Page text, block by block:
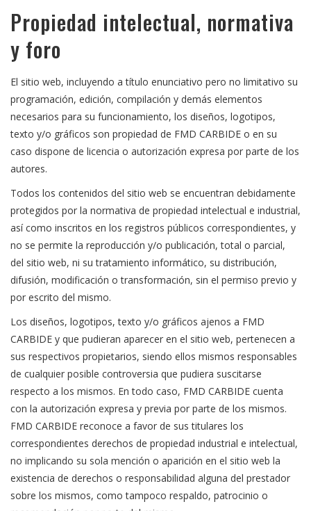
Propiedad intelectual, normativa
y foro
El sitio web, incluyendo a título enunciativo pero no limitativo su
programación, edición, compilación y demás elementos
necesarios para su funcionamiento, los diseños, logotipos,
texto y/o gráficos son propiedad de FMD CARBIDE o en su
caso dispone de licencia o autorización expresa por parte de los
autores.
Todos los contenidos del sitio web se encuentran debidamente
protegidos por la normativa de propiedad intelectual e industrial,
así como inscritos en los registros públicos correspondientes, y
no se permite la reproducción y/o publicación, total o parcial,
del sitio web, ni su tratamiento informático, su distribución,
difusión, modificación o transformación, sin el permiso previo y
por escrito del mismo.
Los diseños, logotipos, texto y/o gráficos ajenos a FMD
CARBIDE y que pudieran aparecer en el sitio web, pertenecen a
sus respectivos propietarios, siendo ellos mismos responsables
de cualquier posible controversia que pudiera suscitarse
respecto a los mismos. En todo caso, FMD CARBIDE cuenta
con la autorización expresa y previa por parte de los mismos.
FMD CARBIDE reconoce a favor de sus titulares los
correspondientes derechos de propiedad industrial e intelectual,
no implicando su sola mención o aparición en el sitio web la
existencia de derechos o responsabilidad alguna del prestador
sobre los mismos, como tampoco respaldo, patrocinio o